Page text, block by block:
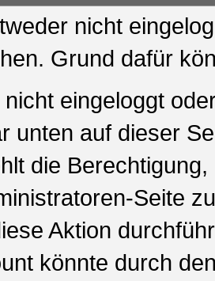
nicht
Grund dafür
eingeloggt
unten auf dieser
die
Seite
Aktion
könnte durch